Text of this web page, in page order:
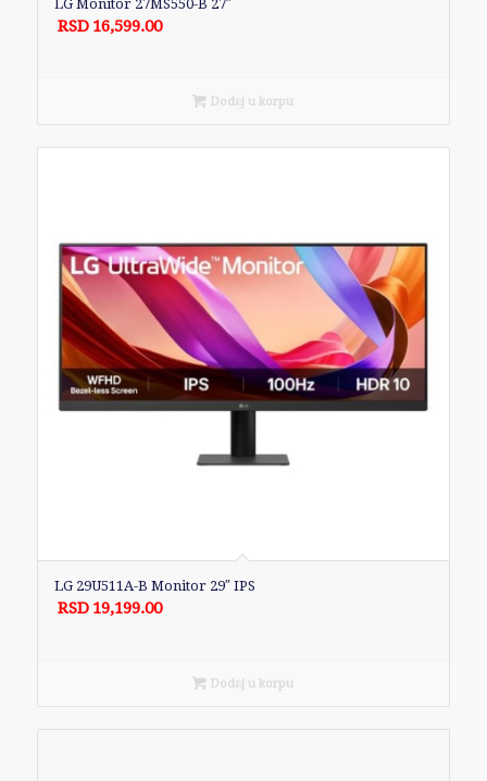
LG Monitor 27MS550-B 27″
RSD 16,599.00
Dodaj u korpu
LG 29U511A-B Monitor 29″ IPS
RSD 19,199.00
Dodaj u korpu